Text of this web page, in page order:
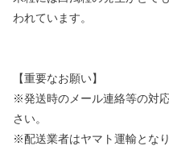
われています。
【重要なお願い】
※発送時のメール連絡等の対
さい。
※配送業者はヤマト運輸となり